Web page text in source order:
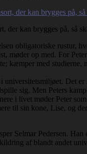
der kan brygges på, så
obligatoriske rustur,
møder op med. For
kæmper med
Det
sig. Men Peters
i livet møder Peter
til sin kone, Lise, og
Selmar Pedersen.
af blandt andet